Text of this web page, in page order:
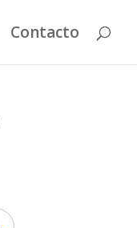
Contacto